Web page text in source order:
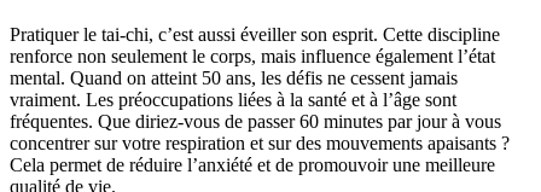
Pratiquer le tai-chi, c’est aussi éveiller son esprit. Cette discipline
renforce non seulement le corps, mais influence également l’état
mental. Quand on atteint 50 ans, les défis ne cessent jamais
vraiment. Les préoccupations liées à la santé et à l’âge sont
fréquentes. Que diriez-vous de passer 60 minutes par jour à vous
concentrer sur votre respiration et sur des mouvements apaisants ?
Cela permet de réduire l’anxiété et de promouvoir une meilleure
qualité de vie.